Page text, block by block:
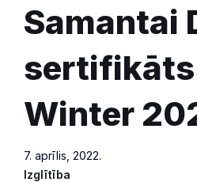
Samantai
sertifikāts
Winter
7. aprīlis, 2022.
Izglītība